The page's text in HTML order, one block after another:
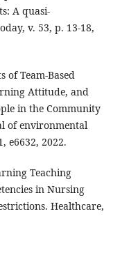
A quasi-
v. 53, p. 13-18,
of Team-Based
Attitude, and
in the Community
of environmental
e6632, 2022.
Teaching
in Nursing
Healthcare,